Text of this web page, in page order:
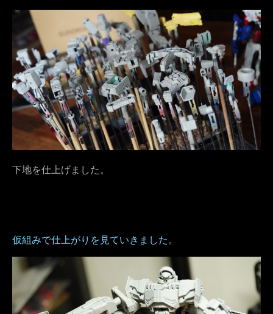
下地を仕上げました。
仮組みで仕上がりを見ていきました。